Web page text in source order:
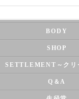
BODY
SHOP
Q＆A